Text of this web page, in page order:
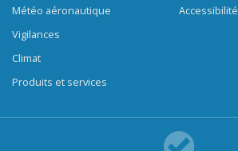
Météo aéronautique
Vigilances
Climat
Produits et services
Accessibilité